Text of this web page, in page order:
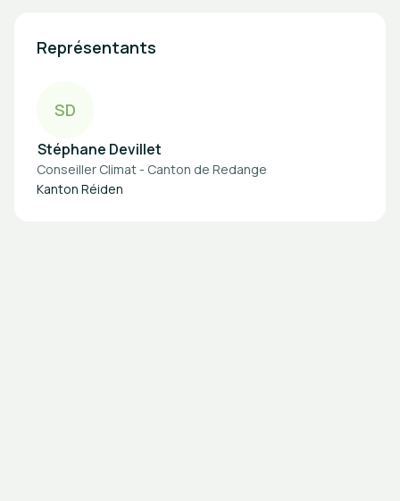
Représentants
SD
Stéphane Devillet
Conseiller Climat - Canton de Redange
Kanton Réiden